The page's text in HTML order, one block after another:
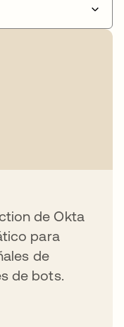
de Okta
para
de
de bots.